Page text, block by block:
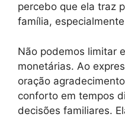
percebo que ela traz
família,
Não podemos limitar
monetárias. Ao
oração
conforto em tempos
decisões familiares.